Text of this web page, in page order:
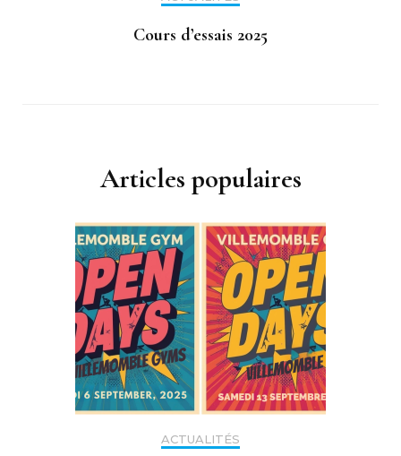
Cours d’essais 2025
Articles populaires
ACTUALITÉS